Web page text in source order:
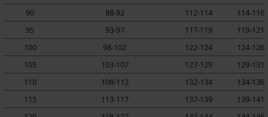
90
88-92 112-114
114-116
95
93-97 117-119
119-121
100
98-102 122-124
124-126
105
103-107 127-129
129-131
110
108-112 132-134
134-136
115
113-117 137-139
139-141